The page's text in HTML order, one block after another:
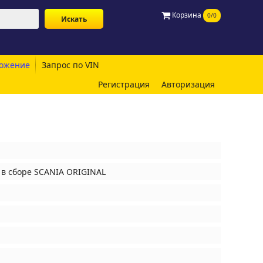
Корзина 0/0
Запрос по VIN
Регистрация
Авторизация
сборе SCANIA ORIGINAL